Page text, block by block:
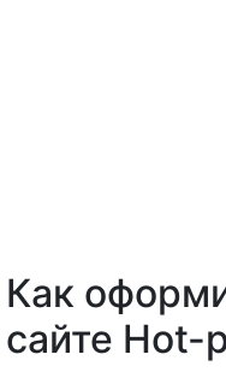
Как
сайте Hot-